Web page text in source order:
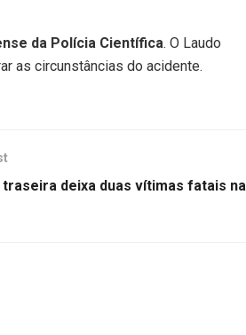
da Polícia Científica. O Laudo
as circunstâncias do acidente.
traseira deixa duas vítimas fatais na